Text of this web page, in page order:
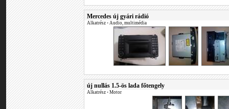
Mercedes új gyári rádió
Alkatrész • Audio, multimédia
új nullás 1.5-ös lada főtengely
Alkatrész • Motor